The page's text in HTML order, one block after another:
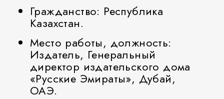
Гражданство: Республика
Казахстан.
Место работы, должность:
Издатель, Генеральный
директор издательского дома
«Русские Эмираты», Дубай,
ОАЭ.